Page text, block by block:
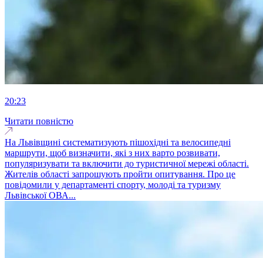
20:23
Читати повністю
На Львівщині систематизують пішохідні та велосипедні
маршрути, щоб визначити, які з них варто розвивати,
популяризувати та включити до туристичної мережі області.
Жителів області запрошують пройти опитування. Про це
повідомили у департаменті спорту, молоді та туризму
Львівської ОВА...